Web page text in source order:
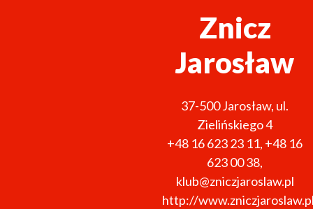
Znicz
Jarosław
37-500Jarosław, ul.
Zielińskiego 4
+48 16 623 23 11, +48 16
623 00 38,
klub@zniczjaroslaw.pl
http://